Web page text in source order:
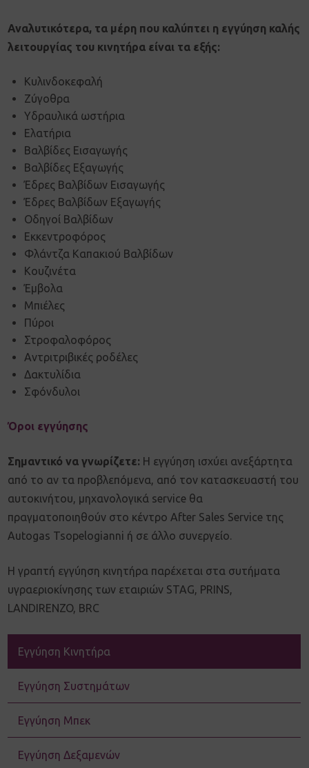
Αναλυτικότερα, τα μέρη που καλύπτει η εγγύηση καλής
λειτουργίας του κινητήρα είναι τα εξής:
Κυλινδοκεφαλή
Ζύγοθρα
Υδραυλικά ωστήρια
Ελατήρια
Βαλβίδες Εισαγωγής
Βαλβίδες Εξαγωγής
Έδρες Βαλβίδων Εισαγωγής
Έδρες Βαλβίδων Εξαγωγής
Οδηγοί Βαλβίδων
Εκκεντροφόρος
Φλάντζα Καπακιού Βαλβίδων
Κουζινέτα
Έμβολα
Μπιέλες
Πύροι
Στροφαλοφόρος
Αντριτριβικές ροδέλες
Δακτυλίδια
Σφόνδυλοι
Όροι εγγύησης
Σημαντικό να γνωρίζετε: Η εγγύηση ισχύει ανεξάρτητα
από το αν τα προβλεπόμενα, από τον κατασκευαστή του
αυτοκινήτου, μηχανολογικά service θα
πραγματοποιηθούν στο κέντρο After Sales Service της
Autogas Tsopelogianni ή σε άλλο συνεργείο.
Η γραπτή εγγύηση κινητήρα παρέχεται στα συτήματα
υγραεριοκίνησης των εταιριών STAG, PRINS,
LANDIRENZO, BRC
Εγγύηση Κινητήρα
Εγγύηση Συστημάτων
Εγγύηση Μπεκ
Εγγύηση Δεξαμενών